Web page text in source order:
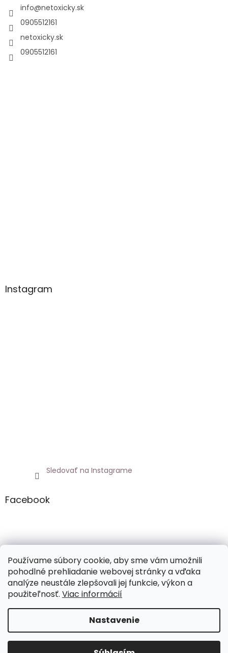
Používame súbory cookie, aby sme vám umožnili
pohodlné prehliadanie webovej stránky a vďaka
analýze neustále zlepšovali jej funkcie, výkon a
použiteľnosť. Viac informácií
Nastavenie
info@netoxicky.sk
0905512161
netoxicky.sk
0905512161
Instagram
Sledovať na Instagrame
Facebook
Netoxicky.sk
Copyright 2026NETOXICKY.SK. Všetky práva vyhradené.